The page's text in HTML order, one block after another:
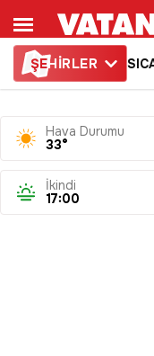
ŞEHİRLER
Hava Durumu
33°
İkindi
17:00